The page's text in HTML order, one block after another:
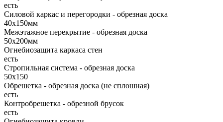
есть
Силовой каркас и перегородки - обрезная доска
40х150мм
Межэтажное перекрытие - обрезная доска
50х200мм
Огнебиозащита каркаса стен
есть
Стропильная система - обрезная доска
50х150
Обрешетка - обрезная доска (не сплошная)
есть
Контробрешетка - обрезной брусок
есть